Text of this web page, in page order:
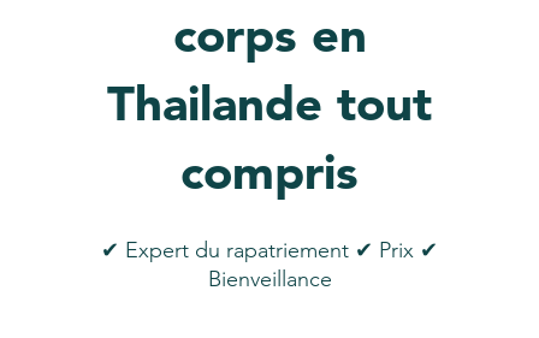
corps en
Thailande tout
compris
✔ Expert du rapatriement ✔ Prix ✔
Bienveillance